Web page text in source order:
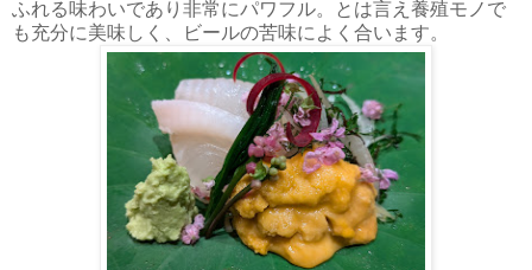
ふれる味わいであり非常にパワフル。とは言え養殖モノで
も充分に美味しく、ビールの苦味によく合います。